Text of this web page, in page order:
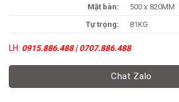
Mặt bàn:
500 x 820MM
Tự trọng:
81KG
LH: 0915.886.488 | 0707.886.488
Chat Zalo